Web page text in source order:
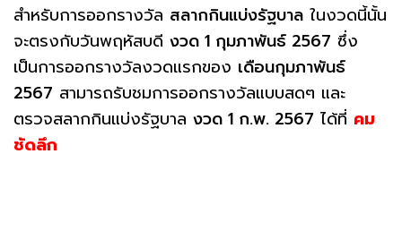
สำหรับการออกรางวัล สลากกินแบ่งรัฐบาล ในงวดนี้นั้น
จะตรงกับวันพฤหัสบดี งวด 1 กุมภาพันธ์ 2567 ซึ่ง
เป็นการออกรางวัลงวดแรกของ เดือนกุมภาพันธ์
2567 สามารถรับชมการออกรางวัลแบบสดๆ และ
ตรวจสลากกินแบ่งรัฐบาล งวด 1 ก.พ. 2567 ได้ที่ คม
ชัดลึก